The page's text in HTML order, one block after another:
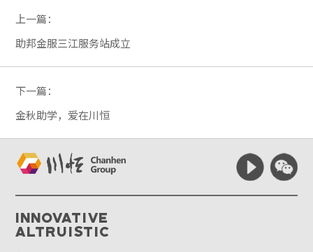
上一篇：
助邦金服三江服务站成立
下一篇：
金秋助学，爱在川恒
Innovative
Altruistic